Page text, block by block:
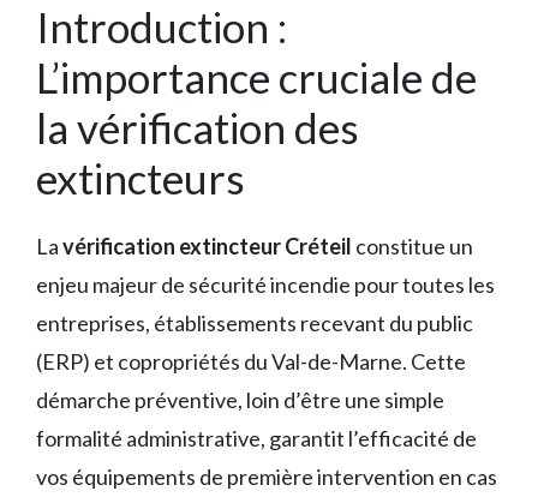
Introduction :
L’importance cruciale de
la vérification des
extincteurs
Lavérification extincteur Créteil constitue un
enjeu majeur de sécurité incendie pour toutes les
entreprises, établissements recevant du public
(ERP) et copropriétés du Val-de-Marne. Cette
démarche préventive, loin d’être une simple
formalité administrative, garantit l’efficacité de
vos équipements de première intervention en cas